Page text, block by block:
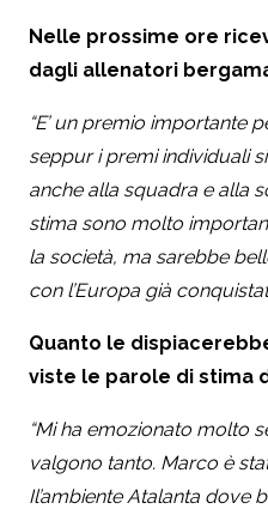
Nelle prossime ore
dagli allenatori
“E’ un premio importante
seppur i premi individuali
anche alla squadra e alla
stima sono molto
la società, ma sarebbe
con l’Europa già
Quanto le
viste le parole di stima
“Mi ha emozionato molto
valgono tanto. Marco è
Il’ambiente Atalanta dove